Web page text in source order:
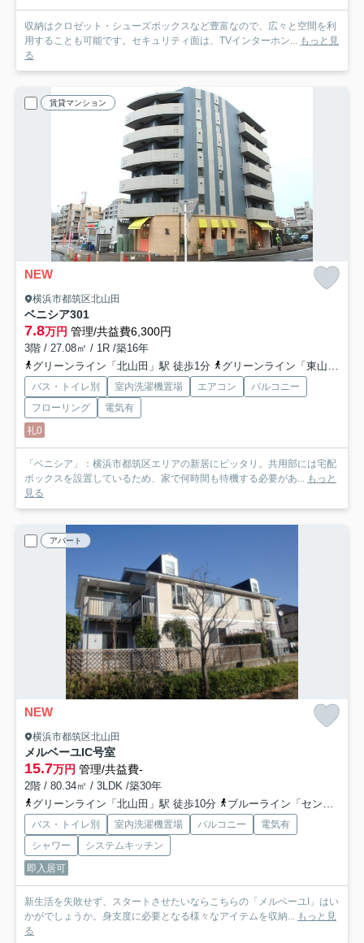
収納はクロゼット・シューズボックスなど豊富なので、広々と空間を利
用することも可能です。セキュリティ面は、TVインターホン... もっと見
る
賃貸マンション
NEW
横浜市都筑区北山田
ベニシア301
7.8万円 管理/共益費6,300円
3階 / 27.08㎡ / 1R /築16年
グリーンライン「北山田」駅 徒歩1分
グリーンライン「東山田」駅 徒歩20分
バス・トイレ別 室内洗濯機置場 エアコン
バルコニー
フローリング
電気有
礼0
「ベニシア」：横浜市都筑区エリアの新居にピッタリ。共用部には宅配
ボックスを設置しているため、家で何時間も待機する必要があ... もっと
見る
アパート
NEW
横浜市都筑区北山田
メルベーユIC号室
15.7万円 管理/共益費-
2階 / 80.34㎡ / 3LDK /築30年
グリーンライン「北山田」駅 徒歩10分
ブルーライン「センター北」駅 徒歩27分
バス・トイレ別 室内洗濯機置場 バルコニー
電気有
シャワー
システムキッチン
即入居可
新生活を失敗せず、スタートさせたいならこちらの「メルベーユI」はい
かがでしょうか。身支度に必要となる様々なアイテムを収納... もっと見
る